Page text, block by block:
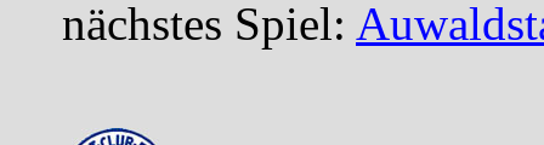
nächstes Spiel: